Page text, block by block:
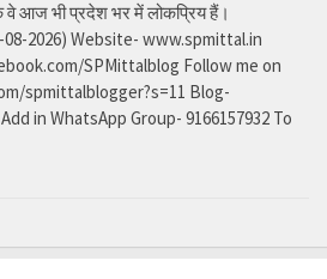
वे आज भी प्रदेश भर में लोकप्रिय हैं।
08-2026) Website- www.spmittal.in
SPMittalblog Follow me on
spmittalblogger?s=11 Blog-
in WhatsApp Group- 9166157932 To